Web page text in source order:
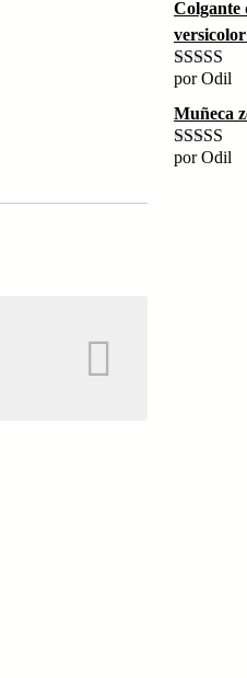
Colgante
Valorado
por Odil
Muñeca
Valorado
por Odil